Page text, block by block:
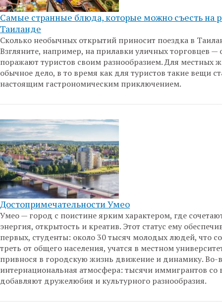
Самые странные блюда, которые можно съесть на
Таиланде
Сколько необычных открытий приносит поездка в
Взгляните, например, на прилавки уличных торговцев —
поражают туристов своим разнообразием. Для местных
обычное дело, в то время как для туристов такие вещи
настоящим гастрономическим приключением.
Достопримечательности Умео
Умео — город с поистине ярким характером, где
энергия, открытость и креатив. Этот статус ему
первых, студенты: около 30 тысяч молодых людей, что
треть от общего населения, учатся в местном
привнося в городскую жизнь движение и динамику. Во-
интернациональная атмосфера: тысячи иммигрантов со
добавляют дружелюбия и культурного разнообразия.